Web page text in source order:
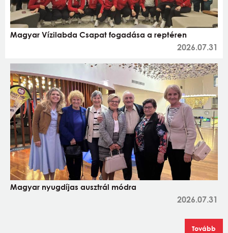
Magyar Vízilabda Csapat fogadása a reptéren
2026.07.31
Magyar nyugdíjas ausztrál módra
2026.07.31
Tovább